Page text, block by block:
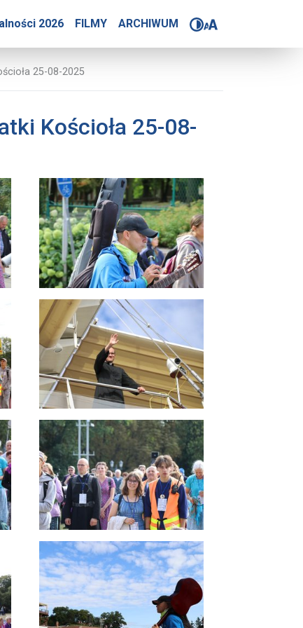
2026 FILMY ARCHIWUM
Piesza Pomocników
25-08-2025
Kościoła 25-08-